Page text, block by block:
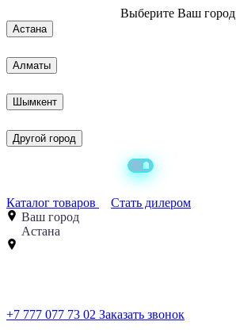
Выберите Ваш город
Астана
Алматы
Шымкент
Другой город
Каталог товаров
Стать дилером
Ваш город
Астана
+7 777 077 73 02 Заказать звонок